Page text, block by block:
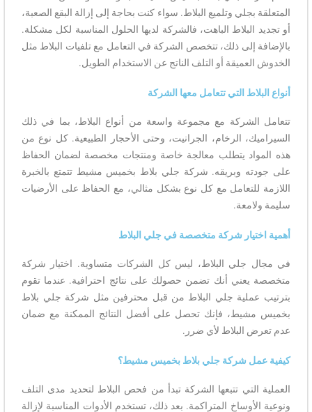
المتعلقة بجلي وتلميع البلاط. سواء كنت بحاجة إلى إزالة البقع الصعبة،
أو تجديد البلاط الباهت، فالشركة لديها الحلول المناسبة لكل مشكلة.
بالإضافة إلى ذلك، تتخصص الشركة في التعامل مع تلفيات البلاط مثل
الخدوش العميقة أو التلف الناتج عن الاستخدام الطويل.
أنواع البلاط التي تتعامل معها الشركة
تتعامل الشركة مع مجموعة واسعة من أنواع البلاط، بما في ذلك
السيراميك، الرخام، الجرانيت، وحتى الأحجار الطبيعية. كل نوع من
هذه المواد يتطلب معالجة خاصة ومنتجات مخصصة لضمان الحفاظ
على جودته وبريقه. شركة جلي بلاط بخميس مشيط تتمتع بالخبرة
اللازمة للتعامل مع كل نوع بشكل مثالي، مع الحفاظ على الأرضيات
سليمة ولامعة.
أهمية اختيار شركة متخصصة في جلي البلاط
في مجال جلي البلاط، ليس كل الشركات متساوية. اختيار شركة
متخصصة يعني أنك تضمن حصولك على نتائج احترافية. عندما تقوم
بترتيب عملية جلي البلاط من قبل محترفين مثل شركة جلي بلاط
بخميس مشيط، فإنك تحصل على أفضل النتائج الممكنة مع ضمان
عدم تعرض البلاط لأي ضرر.
كيفية عمل شركة جلي بلاط بخميس مشيط؟
العملية التي تتبعها الشركة تبدأ من فحص البلاط لتحديد مدى التلف
ونوعية الأوساخ المتراكمة. بعد ذلك، تستخدم الأدوات المناسبة لإزالة